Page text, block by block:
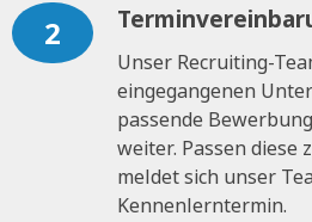
2
Unser Recruiting-
eingegangenen
passende
weiter. Passen diese
meldet sich unser
Kennenlerntermin.